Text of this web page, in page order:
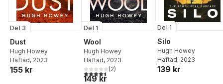
Del 3
Dust
Hugh Howey
Häftad, 2023
155 kr
Del 1
Wool
Hugh Howey
Häftad, 2023
4,5utav 5 stjärnor. Totalt antal röster:
(2)
149 kr
Del 1
Silo
Hugh Howey
Häftad, 2023
139 kr